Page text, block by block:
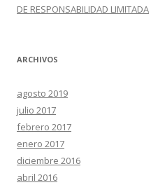
DE RESPONSABILIDAD LIMITADA
ARCHIVOS
agosto 2019
julio 2017
febrero 2017
enero 2017
diciembre 2016
abril 2016